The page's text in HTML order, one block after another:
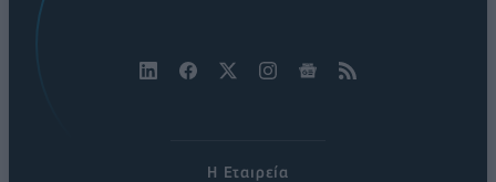
Η Εταιρεία